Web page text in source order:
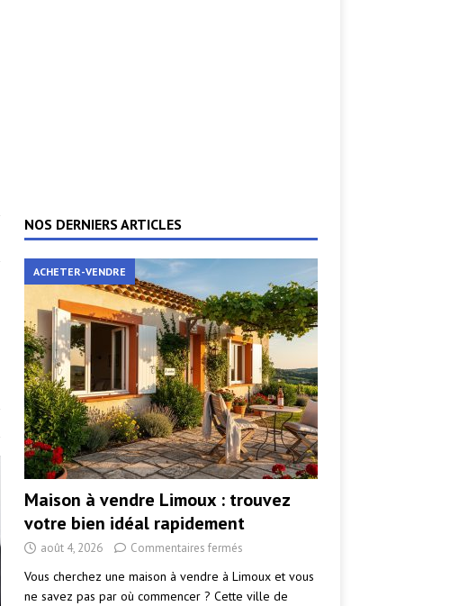
NOS DERNIERS ARTICLES
ACHETER-VENDRE
Maison à vendre Limoux : trouvez
votre bien idéal rapidement
août 4, 2026 Commentaires fermés
Vous cherchez une maison à vendre à Limoux et vous
ne savez pas par où commencer ? Cette ville de